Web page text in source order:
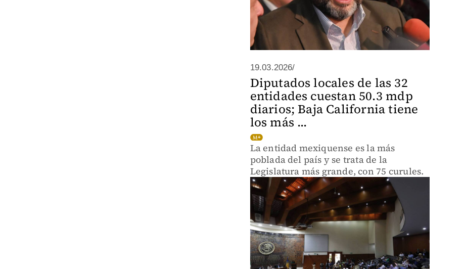
19.03.2026/
Diputados locales de las 32
entidades cuestan 50.3 mdp
diarios; Baja California tiene
los más ...
La entidad mexiquense es la más
poblada del país y se trata de la
Legislatura más grande, con 75 curules.